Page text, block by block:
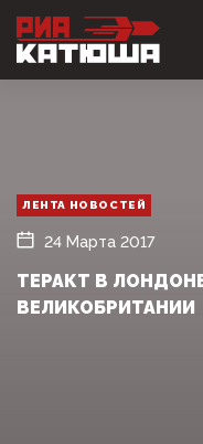
ЛЕНТА НОВОСТЕЙ
24 Марта 2017
ТЕРАКТ В
ВЕЛИКОБРИТАНИИ